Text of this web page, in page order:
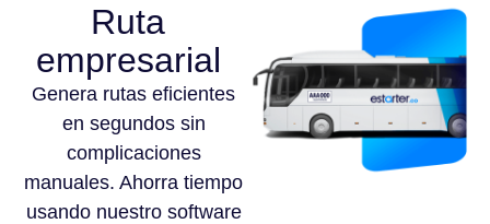
Ruta
empresarial
Genera rutas eficientes
en segundos sin
complicaciones
manuales. Ahorra tiempo
usando nuestro software